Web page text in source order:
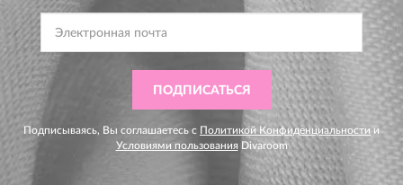
ПОДПИСАТЬСЯ
Подписываясь, Вы соглашаетесь с Политикой Конфиденциальности и
Условиями пользования Divaroom